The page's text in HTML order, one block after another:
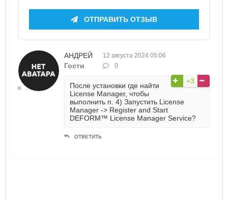
ОТПРАВИТЬ ОТЗЫВ
АНДРЕЙ
Гости
12 августа 2024 05:06
0
+3
После установки где найти
License Manager, чтобы
выполнить п. 4) Запустить License
Manager -> Register and Start
DEFORM™ License Manager Service?
ОТВЕТИТЬ